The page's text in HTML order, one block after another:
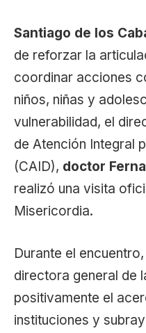
Santiago de los
de reforzar la
coordinar acciones
niños, niñas y
vulnerabilidad, el
de Atención Integral
(CAID), doctor
realizó una visita
Misericordia.
Durante el encuentro,
directora general de
positivamente el
instituciones y